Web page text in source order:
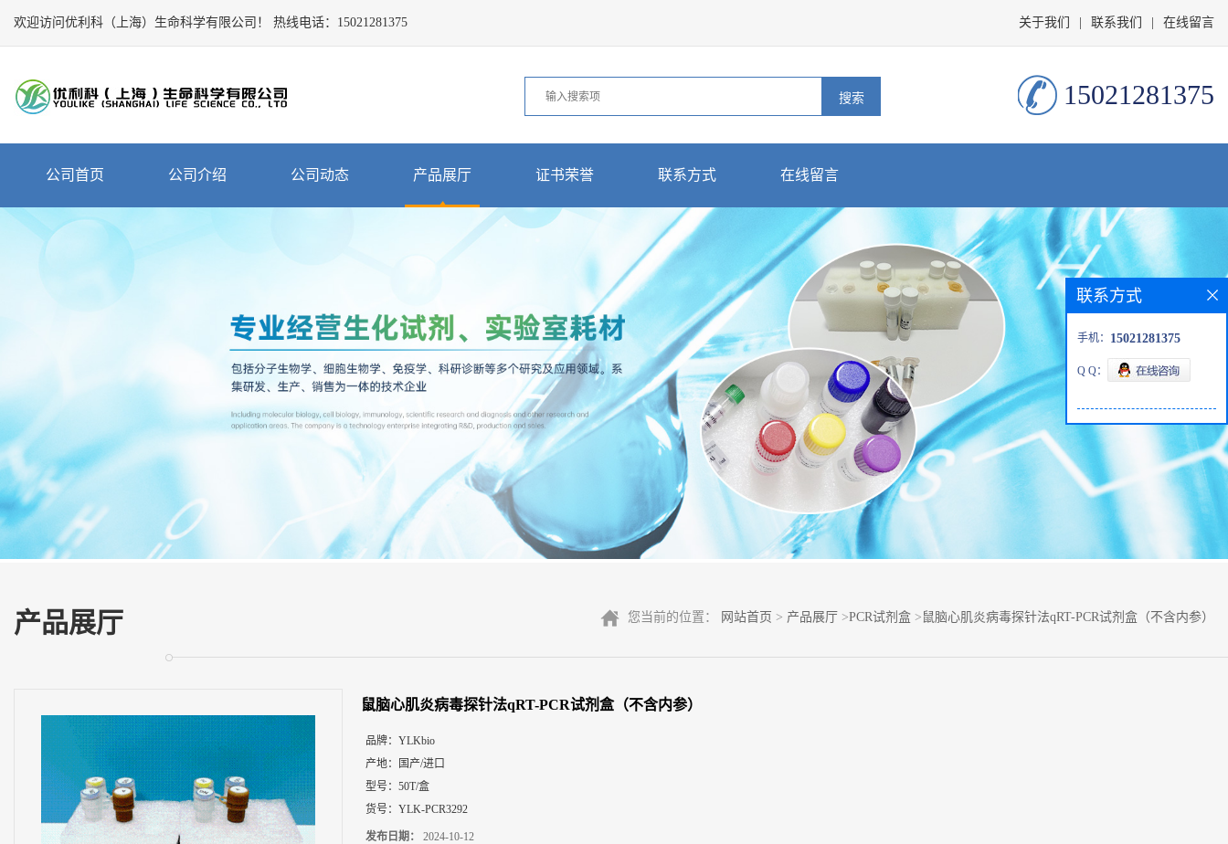
欢迎访问优利科（上海）生命科学有限公司！ 热线电话： 15021281375 关于我们 联系我们 在线留言
15021281375
Close
司
首
介
绍
证
书
荣
誉
方
式
公司首页 公司介绍 公司动态 产品展厅 证书荣誉 联系方式 在线留言
产品展厅 您当前的位置： 网站首页 > 产品展厅 >PCR试剂盒 > 鼠脑心肌炎病毒探针法qRT-PCR试剂盒（不含内参）
鼠脑心肌炎病毒探针法qRT-PCR试剂盒（不含内参）
品牌： YLKbio
产地：
国产/进口
型号： 50T/盒
货号： YLK-PCR3292
发布日期： 2024-10-12
联系方式
手机： 15021281375
Q Q：